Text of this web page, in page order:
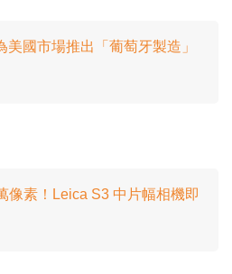
美國市場推出「葡萄牙製造」
像素！Leica S3 中片幅相機即